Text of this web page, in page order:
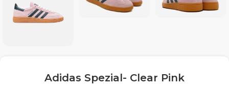
Adidas Spezial- Clear Pink